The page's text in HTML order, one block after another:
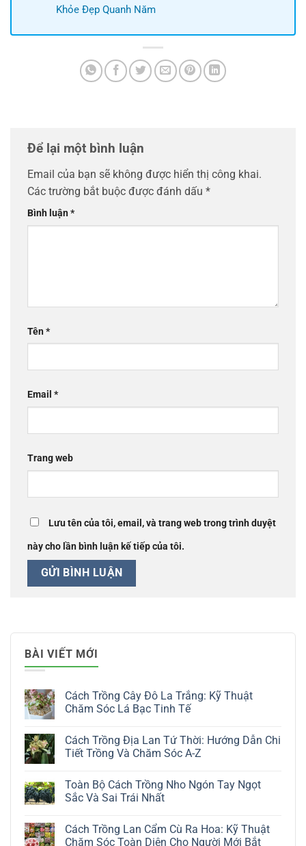
Khỏe Đẹp Quanh Năm
Để lại một bình luận
Email của bạn sẽ không được hiển thị công khai.
Các trường bắt buộc được đánh dấu *
Bình luận*
Tên*
Email *
Trang web
Lưu tên của tôi, email, và trang web trong trình duyệt
này cho lần bình luận kế tiếp của tôi.
BÀI VIẾT MỚI
Cách Trồng Cây Đô La Trắng: Kỹ Thuật
Chăm Sóc Lá Bạc Tinh Tế
bình
luận
Cây
Đô
La
Thuật
Chăm
Cách Trồng Địa Lan Tứ Thời: Hướng Dẫn Chi
Tiết Trồng Và Chăm Sóc A-Z
bình
luận
ở
Địa
Lan
Toàn Bộ Cách Trồng Nho Ngón Tay Ngọt
Sắc Và Sai Trái Nhất
bình
luận
Cách Trồng Lan Cẩm Cù Ra Hoa: Kỹ Thuật
Chăm Sóc Toàn Diện Cho Người Mới Bắt